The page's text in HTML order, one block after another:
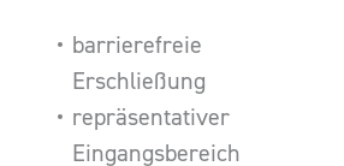
barrierefreie
Erschließung
repräsentativer
Eingangsbereich